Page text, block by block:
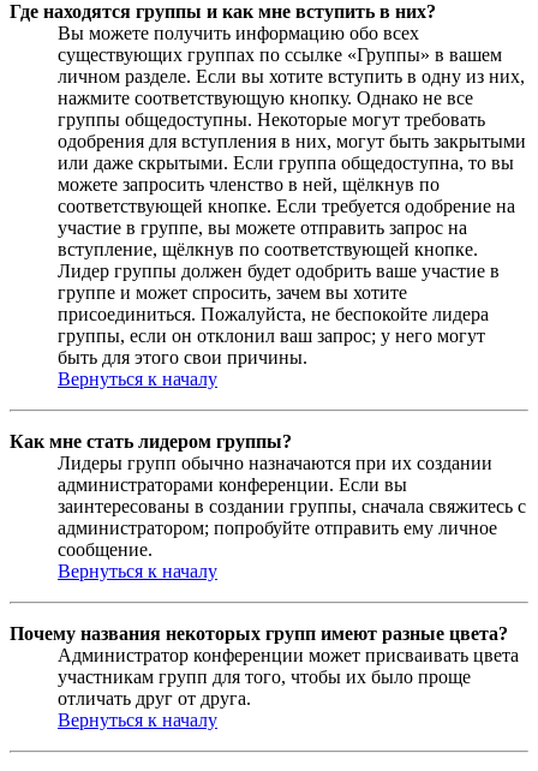
Где находятся группы и как мне вступить в них?
Вы можете получить информацию обо всех
существующих группах по ссылке «Группы» в вашем
личном разделе. Если вы хотите вступить в одну из них,
нажмите соответствующую кнопку. Однако не все
группы общедоступны. Некоторые могут требовать
одобрения для вступления в них, могут быть закрытыми
или даже скрытыми. Если группа общедоступна, то вы
можете запросить членство в ней, щёлкнув по
соответствующей кнопке. Если требуется одобрение на
участие в группе, вы можете отправить запрос на
вступление, щёлкнув по соответствующей кнопке.
Лидер группы должен будет одобрить ваше участие в
группе и может спросить, зачем вы хотите
присоединиться. Пожалуйста, не беспокойте лидера
группы, если он отклонил ваш запрос; у него могут
быть для этого свои причины.
Вернуться к началу
Как мне стать лидером группы?
Лидеры групп обычно назначаются при их создании
администраторами конференции. Если вы
заинтересованы в создании группы, сначала свяжитесь с
администратором; попробуйте отправить ему личное
сообщение.
Вернуться к началу
Почему названия некоторых групп имеют разные цвета?
Администратор конференции может присваивать цвета
участникам групп для того, чтобы их было проще
отличать друг от друга.
Вернуться к началу